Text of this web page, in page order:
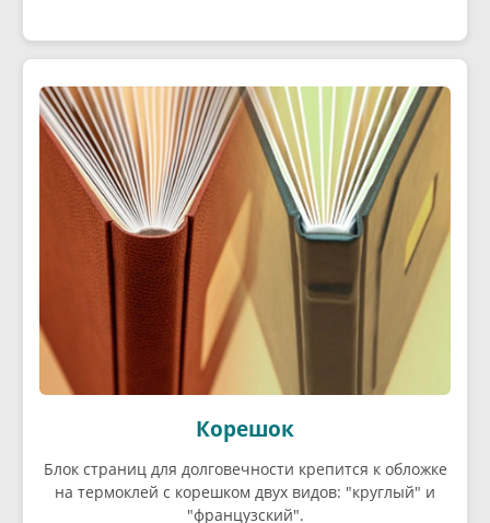
Корешок
Блок страниц для долговечности крепится к обложке
на термоклей с корешком двух видов: "круглый" и
"французский".